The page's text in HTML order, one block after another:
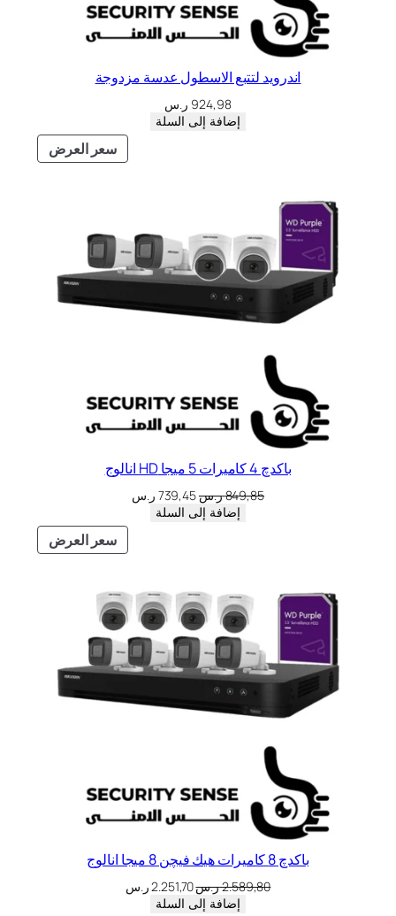
اندرويد لتتبع الاسطول عدسة مزدوجة
924,98 ر.س
إضافة إلى السلة
سعر العرض
باكدچ 4 كاميرات 5 ميجا HD انالوج
849,85ر.س739,45 ر.س
إضافة إلى السلة
سعر العرض
باكدچ 8 كاميرات هيك فيچن 8 ميجا انالوج
2.589,80ر.س2.251,70ر.س
إضافة إلى السلة